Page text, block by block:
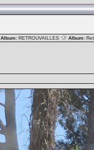
Album: RETROUVAILLES Album: